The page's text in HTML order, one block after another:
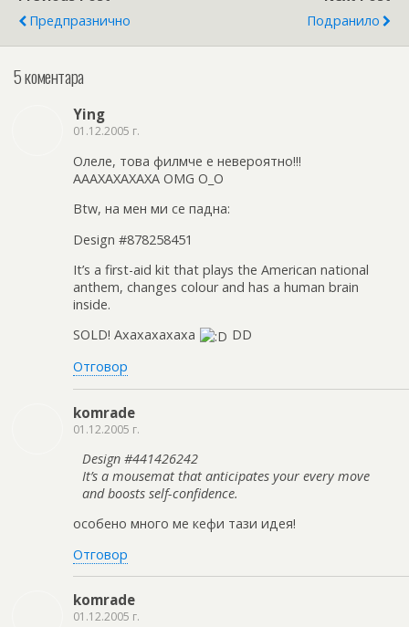
Предпразнично
Подранило
5 коментара
Ying
01.12.2005 г.
Олеле, това филмче е невероятно!!!
АААХАХАХАХА OMG O_O
Btw, на мен ми се падна:
Design #878258451
It’s a first-aid kit that plays the American national
anthem, changes colour and has a human brain
inside.
SOLD! Ахахахахаха
DD
Отговор
komrade
01.12.2005 г.
Design #441426242
It’s a mousemat that anticipates your every move
and boosts self-confidence.
особено много ме кефи тази идея!
Отговор
komrade
01.12.2005 г.